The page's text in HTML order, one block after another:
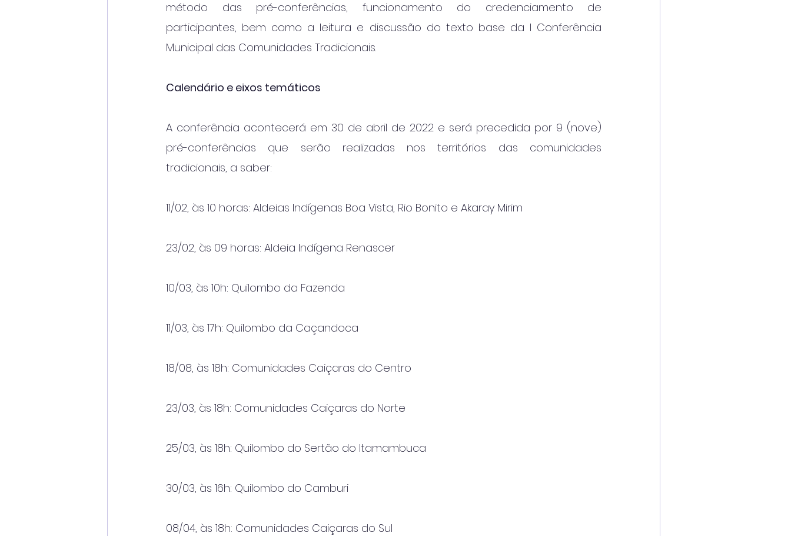
método das pré-conferências, funcionamento do credenciamento de
participantes, bem como a leitura e discussão do texto base da I Conferência
Municipal das Comunidades Tradicionais.
Calendário e eixos temáticos
A conferência acontecerá em 30 de abril de 2022 e será precedida por 9 (nove)
pré-conferências que serão realizadas nos territórios das comunidades
tradicionais, a saber:
11/02, às 10 horas: Aldeias Indígenas Boa Vista, Rio Bonito e Akaray Mirim
23/02, às 09 horas: Aldeia Indígena Renascer
10/03, às 10h: Quilombo da Fazenda
11/03, às 17h: Quilombo da Caçandoca
18/08, às 18h: Comunidades Caiçaras do Centro
23/03, às 18h: Comunidades Caiçaras do Norte
25/03, às 18h: Quilombo do Sertão do Itamambuca
30/03, às 16h: Quilombo do Camburi
08/04, às 18h: Comunidades Caiçaras do Sul